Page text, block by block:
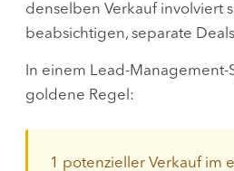
denselben Verkauf involviert
beabsichtigen, separate
In einem Lead-Management-
goldene Regel:
1 potenzieller Verkauf im